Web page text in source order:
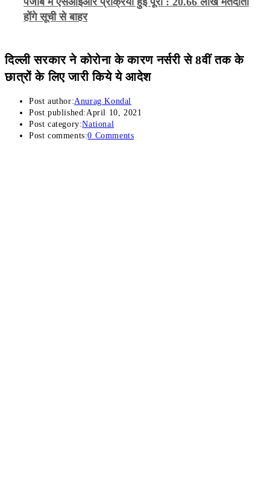
होंगे सूची से बाहर
दिल्ली सरकार ने कोरोना के कारण नर्सरी से 8वीं तक के
छात्रों के लिए जारी किये ये आदेश
Post author:Anurag Kondal
Post published: April 10, 2021
Post category:National
Post comments:0 Comments